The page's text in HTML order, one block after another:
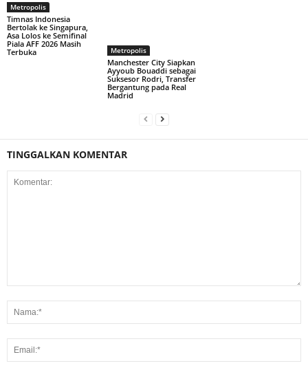
Metropolis
Timnas Indonesia
Bertolak ke Singapura,
Asa Lolos ke Semifinal
Piala AFF 2026 Masih
Terbuka
Metropolis
Manchester City Siapkan
Ayyoub Bouaddi sebagai
Suksesor Rodri, Transfer
Bergantung pada Real
Madrid
TINGGALKAN KOMENTAR